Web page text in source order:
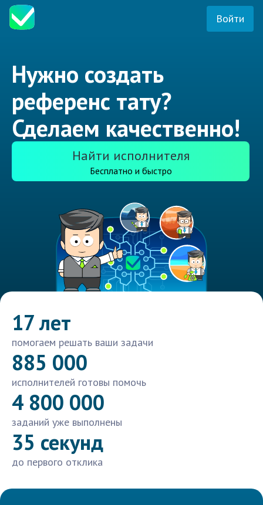
Войти
Нужно создать
референс тату?
Сделаем качественно!
Найти исполнителя
Бесплатно и быстро
17 лет
помогаем решать ваши задачи
885 000
исполнителей готовы помочь
4 800 000
заданий уже выполнены
35 секунд
до первого отклика